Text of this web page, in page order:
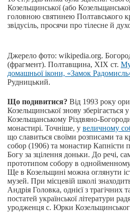
Козельщинської (або
головною святинею Полтавського
звідусіль, просячи про тілесне й
Джерело фото: wikipedia.org.
(фрагмент). Полтавщина, ХІХ ст.
домашньої ікони, «Замок
Рудницький.
Що подивитися? Від 1993 року
Козельщинської знову зберігається
Козельщанському Різдвяно-
монастирі. Точніше, у величному
що славиться своїми розписами та
собор (1906) та монастир Капністи
Богу за зцілення доньки. До речі,
прототипом собору в
Ще в Козельщині можна оглянути
музей. При місцевій школі
Андрія Головка, однієї з трагічних
постатей української літератури
уродженця с. Юрки